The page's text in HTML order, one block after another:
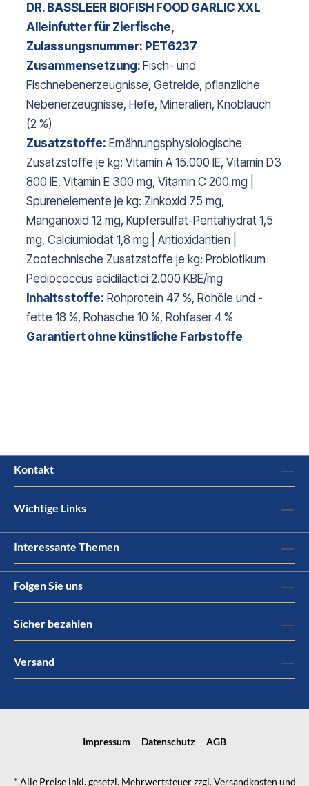
DR. BASSLEER BIOFISH FOOD GARLIC XXL
Alleinfutter für Zierfische,
Zulassungsnummer: PET6237
Zusammensetzung: Fisch- und
Fischnebenerzeugnisse, Getreide, pflanzliche
Nebenerzeugnisse, Hefe, Mineralien, Knoblauch
(2 %)
Zusatzstoffe: Ernährungsphysiologische
Zusatzstoffe je kg: Vitamin A 15.000 IE, Vitamin D3
800 IE, Vitamin E 300 mg, Vitamin C 200 mg |
Spurenelemente je kg: Zinkoxid 75 mg,
Manganoxid 12 mg, Kupfersulfat-Pentahydrat 1,5
mg, Calciumiodat 1,8 mg | Antioxidantien |
Zootechnische Zusatzstoffe je kg: Probiotikum
Pediococcus acidilactici 2.000 KBE/mg
Inhaltsstoffe: Rohprotein 47 %, Rohöle und -
fette 18 %, Rohasche 10 %, Rohfaser 4 %
Garantiert ohne künstliche Farbstoffe
Kontakt
Wichtige Links
Interessante Themen
Folgen Sie uns
Sicher bezahlen
Versand
Impressum Datenschutz AGB
* Alle Preise inkl. gesetzl. Mehrwertsteuer zzgl.Versandkosten und